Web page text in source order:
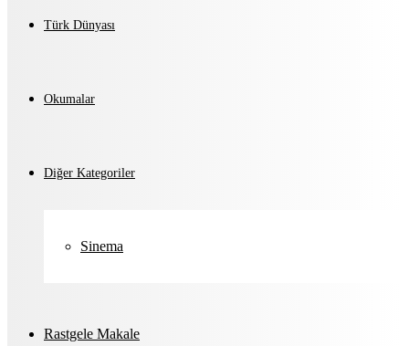
Türk Dünyası
Okumalar
Diğer Kategoriler
Sinema
Rastgele Makale